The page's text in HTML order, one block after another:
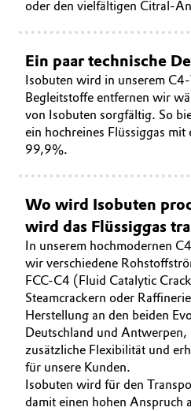
Textiles, Leather &
oder den vielfältigen Citral-
Ein paar technische
Isobuten wird in unserem
Begleitstoffe entfernen wir
von Isobuten sorgfältig. So
ein hochreines Flüssiggas mit
99,9%.
Wo wird Isobuten
wird das Flüssiggas
In unserem hochmodernen
wir verschiedene
FCC-C4 (Fluid Catalytic
Steamcrackern oder
Herstellung an den beiden
Deutschland und
zusätzliche Flexibilität und
für unsere Kunden.
Isobuten wird für den
damit einen hohen Anspruch